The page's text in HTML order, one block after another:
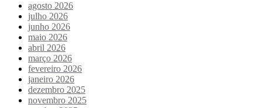
agosto 2026
julho 2026
junho 2026
maio 2026
abril 2026
março 2026
fevereiro 2026
janeiro 2026
dezembro 2025
novembro 2025